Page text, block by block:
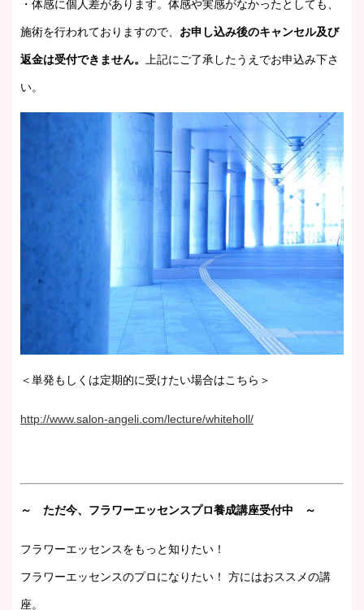
・体感に個人差があります。体感や実感がなかったとしても、
施術を行われておりますので、 お申し込み後のキャンセル及び
返金は受付できません。 上記にご了承したうえでお申込み下さ
い。
＜単発もしくは定期的に受けたい場合はこちら＞
http://www.salon-angeli.com/lecture/whiteholl/
～ ただ今、フラワーエッセンスプロ養成講座受付中 ～
フラワーエッセンスをもっと知りたい！
フラワーエッセンスのプロになりたい！ 方にはおススメの講
座。